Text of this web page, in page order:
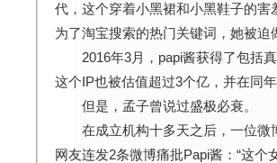
代，这个穿着小黑裙和小黑鞋子的
为了淘宝搜索的热门关键词，她被迫
2016年3月，papi酱获得了包括真
这个IP也被估值超过3个亿，并在同
但是，孟子曾说过盛极必衰。
在成立机构十多天之后，一位微
网友连发2条微博痛批Papi酱：“这个